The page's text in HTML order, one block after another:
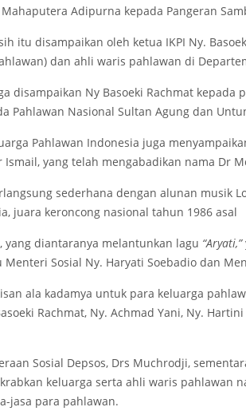
Adipurna kepada Pangeran
itu disampaikan oleh ketua IKPI Ny.
dan ahli waris pahlawan di
disampaikan Ny Basoeki Rachmat
Pahlawan Nasional Sultan Agung dan
Pahlawan Indonesia juga
yang telah mengabadikan nama Dr
sederhana dengan alunan musik
juara keroncong nasional tahun 1986 asal
yang diantaranya melantunkan lagu “Aryati,”
Sosial Ny. Haryati Soebadio dan
ala kadamya untuk para keluarga
Rachmat, Ny. Achmad Yani, Ny.
Sosial Depsos, Drs Muchrodji,
keluarga serta ahli waris pahlawan
jasa para pahlawan.